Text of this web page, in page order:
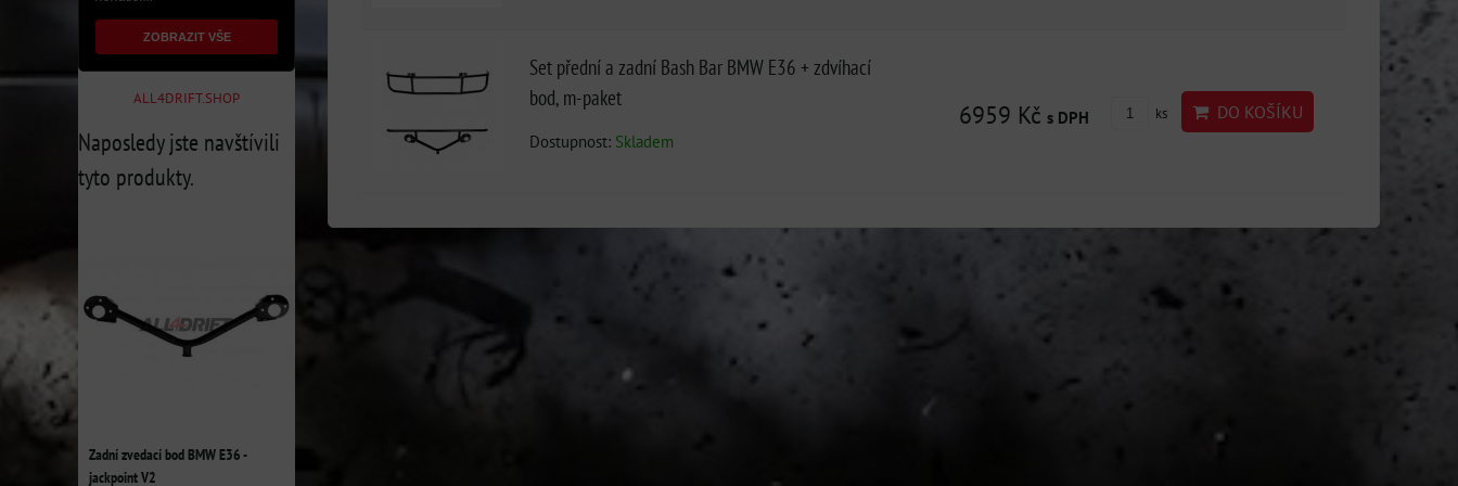
Set přední a zadní Bash Bar BMW E36 + zdvíhací
bod, m-paket
Dostupnost: Skladem
6959 Kč s DPH ks DO KOŠÍKU
ZOBRAZIT VŠE
ALL4DRIFT.SHOP
Naposledy jste navštívili
tyto produkty.
Zadní zvedací bod BMW E36 -
jackpoint V2